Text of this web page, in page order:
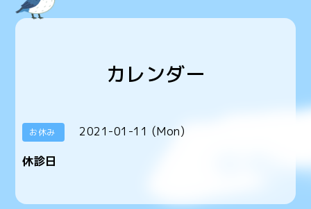
カレンダー
お休み
2021-01-11 (Mon)
休診日